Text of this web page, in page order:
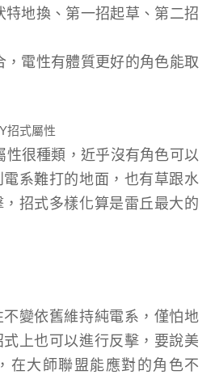
地換、第一招起草、第二招
電性有體質更好的角色能取
性很種類，近乎沒有角色可以
系難打的地面，也有草跟水
招式多樣化算是雷丘最大的
變依舊維持純電系，僅怕地
上也可以進行反擊，要說美
在大師聯盟能應對的角色不